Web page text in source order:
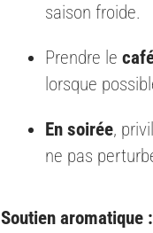
saison froide.
Prendre le
lorsque
En soirée,
ne pas
Soutien aromatique :